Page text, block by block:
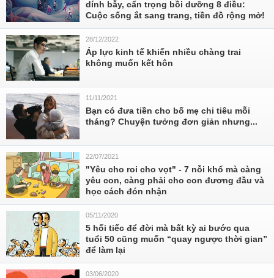
dính bẫy, cẩn trọng bồi dưỡng 8 điều:
Cuộc sống ắt sang trang, tiền đồ rộng mở!
28/12/2022
Áp lực kinh tế khiến nhiều chàng trai
không muốn kết hôn
11/11/2021
Bạn có đưa tiền cho bố mẹ chi tiêu mỗi
tháng? Chuyện tưởng đơn giản nhưng...
22/07/2021
"Yêu cho roi cho vọt" - 7 nỗi khổ mà càng
yêu con, càng phải cho con đương đầu và
học cách đón nhận
05/11/2020
5 hối tiếc để đời mà bất kỳ ai bước qua
tuổi 50 cũng muốn “quay ngược thời gian”
để làm lại
03/06/2020